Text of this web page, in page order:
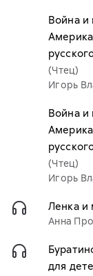
Война и
(Чтец)
Игорь
Война и
(Чтец)
Игорь
Ленка и
Анна
для